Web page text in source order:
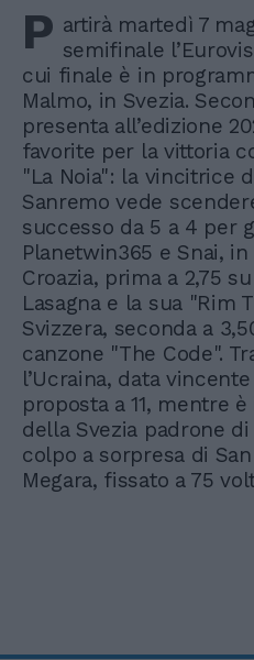
P artirà martedì 7
semifinale
cui finale è in
Malmo, in Svezia.
presenta all’edizione
favorite per la vittoria
"La Noia": la vincitrice
Sanremo vede
successo da 5 a 4 per
Planetwin365 e Snai,
Croazia, prima a 2,75
Lasagna e la sua "Rim
Svizzera, seconda a
canzone "The Code".
l’Ucraina, data
proposta a 11, mentre
della Svezia padrone
colpo a sorpresa di
Megara, fissato a 75